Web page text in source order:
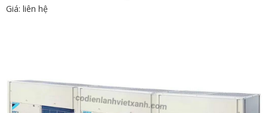
Giá: liên hệ